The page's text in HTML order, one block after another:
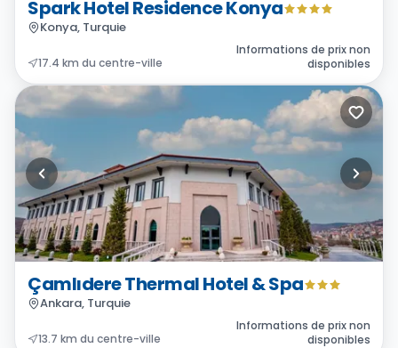
Spark Hotel Residence Konya
Konya, Turquie
17.4 km du centre-ville
Informations de prix non
disponibles
Çamlıdere Thermal Hotel & Spa
Ankara, Turquie
13.7 km du centre-ville
Informations de prix non
disponibles